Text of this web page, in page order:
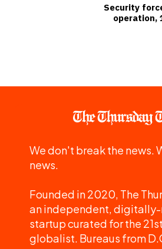
Security
operation,
We don't break the news.
news.
Founded in 2020, The
an independent,
startup curated for the
globalist. Bureaus from